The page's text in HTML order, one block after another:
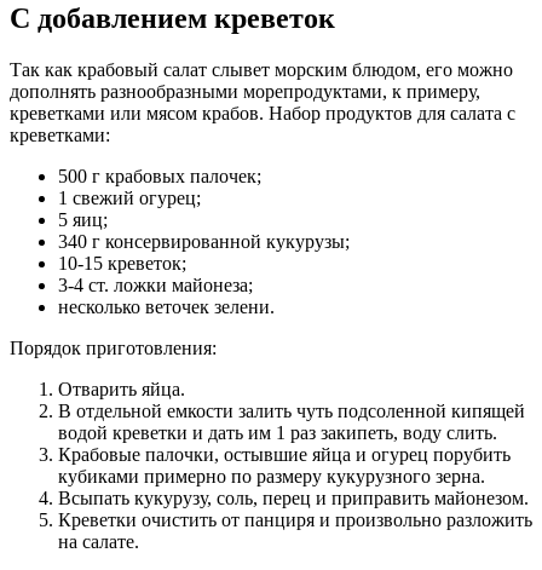
С добавлением креветок
Так как крабовый салат слывет морским блюдом, его можно
дополнять разнообразными морепродуктами, к примеру,
креветками или мясом крабов. Набор продуктов для салата с
креветками:
500 г крабовых палочек;
1 свежий огурец;
5 яиц;
340 г консервированной кукурузы;
10-15 креветок;
3-4 ст. ложки майонеза;
несколько веточек зелени.
Порядок приготовления:
Отварить яйца.
В отдельной емкости залить чуть подсоленной кипящей
водой креветки и дать им 1 раз закипеть, воду слить.
Крабовые палочки, остывшие яйца и огурец порубить
кубиками примерно по размеру кукурузного зерна.
Всыпать кукурузу, соль, перец и приправить майонезом.
Креветки очистить от панциря и произвольно разложить
на салате.